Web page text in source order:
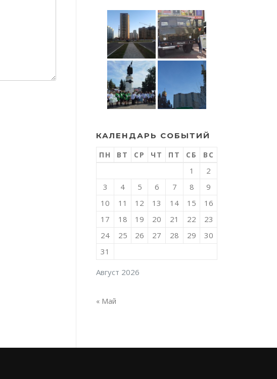
КАЛЕНДАРЬ СОБЫТИЙ
Август 2026
ПН ВТ СР ЧТ ПТ СБ ВС
1
2
3
4 5 6 7 8
9
10
11 12 13 14 15
16
17
18 19 20 21 22
23
24
25 26 27 28 29
30
31
« Май